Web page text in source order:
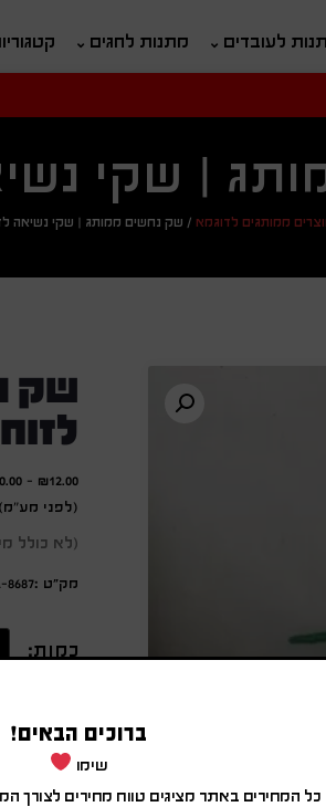
לעובדים מתנות לחגים
| שקי
ממותגים לדוגמא / שק נחשים ממותג | שקי נשיאה
שק
₪12.00
-
(לפני מע"מ)
(לא כולל
מק״ט :SA-8687
כמות:
שק כותנה
חוות ילדי
ברוכים הבאים!
שימו
כל המחירים באתר מציגים טווח מחירים לצורך